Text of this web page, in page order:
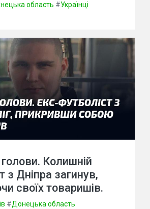
область #Українці
Колишній
з Дніпра загинув,
своїх товаришів.
#Донецька область